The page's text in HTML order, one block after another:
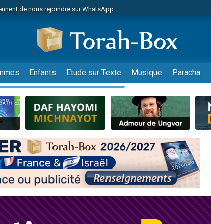
de nous rejoindre sur WhatsApp
viennent de faire un don pour Événements Torah-Box
viennent de faire un don pour Tsédaka : pauvres d'Israel
de nous rejoindre sur WhatsApp
de demander une bénédiction
viennent de faire un don pour Diane, 80 ans, dans un appartement
pour étudier en groupe sur Zoom
de nous rejoindre sur WhatsApp
de demander une bénédiction
pour étudier en groupe sur Zoom
de nous rejoindre sur WhatsApp
de nous rejoindre sur WhatsApp
viennent de faire un don pour Reloger Rivka, 6 enfants, victime de
viennent de faire un don pour 1 Journée de Vacances Pour les Enfants
Enfants Etude sur Texte Musique Paracha